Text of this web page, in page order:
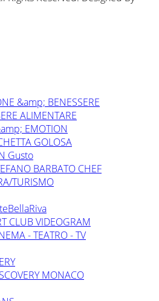
&amp; BENESSERE
ALIMENTARE
EMOTION
GOLOSA
Gusto
BARBATO CHEF
TURISMO
CLUB VIDEOGRAM
- TEATRO - TV
MONACO